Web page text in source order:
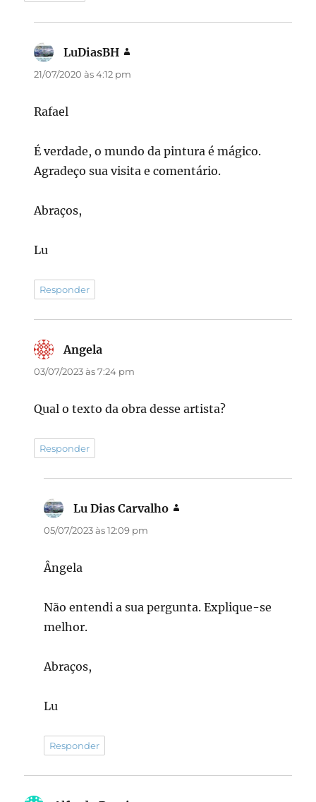
LuDiasBH
21/07/2020 às 4:12 pm
Rafael
É verdade, o mundo da pintura é mágico.
Agradeço sua visita e comentário.
Abraços,
Lu
Responder
Angela
03/07/2023 às 7:24 pm
Qual o texto da obra desse artista?
Responder
Lu Dias Carvalho
05/07/2023 às 12:09 pm
Ângela
Não entendi a sua pergunta. Explique-se
melhor.
Abraços,
Lu
Responder